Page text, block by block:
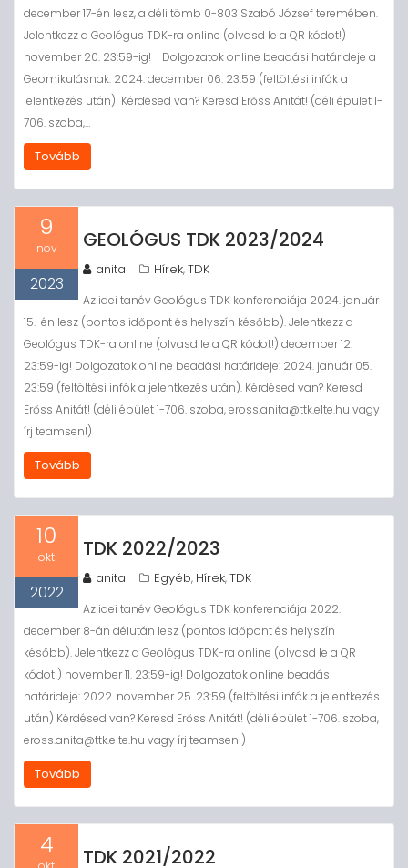
december 17-én lesz, a déli tömb 0-803 Szabó József teremében.
Jelentkezz a Geológus TDK-ra online (olvasd le a QR kódot!)
november 20. 23:59-ig! Dolgozatok online beadási határideje a
Geomikulásnak: 2024. december 06. 23:59 (feltöltési infók a
jelentkezés után) Kérdésed van? Keresd Erőss Anitát! (déli épület 1-
706. szoba,…
Tovább
9
nov
2023
GEOLÓGUS TDK 2023/2024
anita Hírek,TDK
Az idei tanév Geológus TDK konferenciája 2024. január
15.-én lesz (pontos időpont és helyszín később). Jelentkezz a
Geológus TDK-ra online (olvasd le a QR kódot!) december 12.
23:59-ig! Dolgozatok online beadási határideje: 2024. január 05.
23:59 (feltöltési infók a jelentkezés után). Kérdésed van? Keresd
Erőss Anitát! (déli épület 1-706. szoba, eross.anita@ttk.elte.hu vagy
írj teamsen!)
Tovább
10
okt
2022
TDK 2022/2023
anita Egyéb, Hírek,TDK
Az idei tanév Geológus TDK konferenciája 2022.
december 8-án délután lesz (pontos időpont és helyszín
később). Jelentkezz a Geológus TDK-ra online (olvasd le a QR
kódot!) november 11. 23:59-ig! Dolgozatok online beadási
határideje: 2022. november 25. 23:59 (feltöltési infók a jelentkezés
után) Kérdésed van? Keresd Erőss Anitát! (déli épület 1-706. szoba,
eross.anita@ttk.elte.hu vagy írj teamsen!)
Tovább
4 TDK 2021/2022